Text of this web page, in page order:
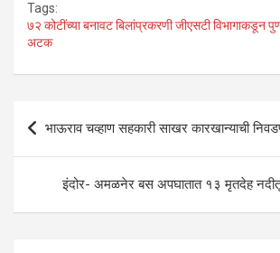
at
A
p
ce
o
k
tt ke
n
ail ar
Tags:
७२ कोटींच्या बनावट बिलांप्रकरणी जीएसटी विभागाकडून
अटक
Post
navigation
भाऊराव चव्हाण सहकारी साखर कारखान्याची
इंदोर- अमळनेर बस अपघातात १३ मृतदेह